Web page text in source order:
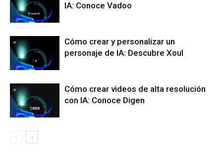
IA: Conoce Vadoo
Cómo crear y personalizar un
personaje de IA: Descubre Xoul
Cómo crear videos de alta resolución
con IA: Conoce Digen